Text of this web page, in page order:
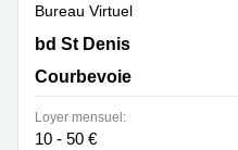
Bureau Virtuel
293 bd St Denis, Courbevoie
bd St Denis
Courbevoie
Loyer mensuel:
10 - 50 €